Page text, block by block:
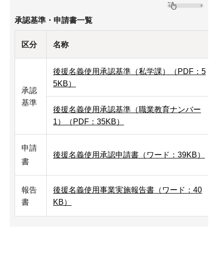
承認基準・申請書一覧
区分 名称
承認
基準
後援名義使用承認基準（私学課）（PDF：5
5KB）
後援名義使用承認基準（職業教育ナンバー
1）（PDF：35KB）
申請
書
後援名義使用承認申請書（ワード：39KB）
報告
書
後援名義使用事業実施報告書（ワード：40
KB）